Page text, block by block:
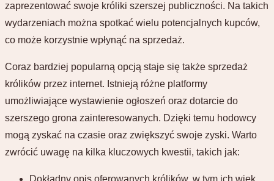
zaprezentować swoje króliki szerszej publiczności. Na takich
wydarzeniach można spotkać wielu potencjalnych kupców,
co może korzystnie wpłynąć na sprzedaż.
Coraz bardziej popularną opcją staje się także sprzedaż
królików przez internet. Istnieją różne platformy
umożliwiające wystawienie ogłoszeń oraz dotarcie do
szerszego grona zainteresowanych. Dzięki temu hodowcy
mogą zyskać na czasie oraz zwiększyć swoje zyski. Warto
zwrócić uwagę na kilka kluczowych kwestii, takich jak:
Dokładny opis oferowanych królików, w tym ich wiek,